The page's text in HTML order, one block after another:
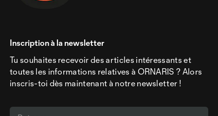
Inscription à la newsletter
Tu souhaites recevoir des articles intéressants et
toutes les informations relatives à ORNARIS ? Alors
inscris-toi dès maintenant à notre newsletter !